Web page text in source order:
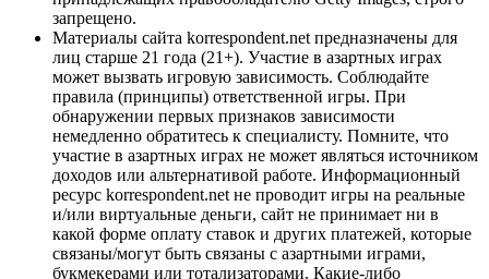
запрещено.
Материалы сайта korrespondent.net предназначены для
лиц старше 21 года (21+). Участие в азартных играх
может вызвать игровую зависимость. Соблюдайте
правила (принципы) ответственной игры. При
обнаружении первых признаков зависимости
немедленно обратитесь к специалисту. Помните, что
участие в азартных играх не может являться источником
доходов или альтернативой работе. Информационный
ресурс korrespondent.net не проводит игры на реальные
и/или виртуальные деньги, сайт не принимает ни в
какой форме оплату ставок и других платежей, которые
связаны/могут быть связаны с азартными играми,
букмекерами или тотализаторами. Какие-либо